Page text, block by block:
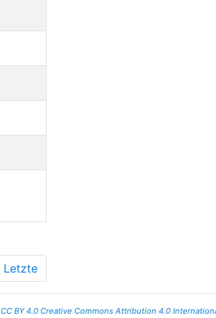
Letzte
CC BY 4.0 Creative Commons Attribution 4.0